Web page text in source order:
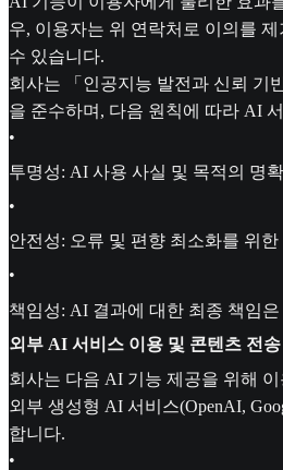
우, 이용자는 위 연락처로 이의를
수 있습니다.
회사는 「인공지능 발전과 신뢰 기
을 준수하며, 다음 원칙에 따라 AI
•
투명성: AI 사용 사실 및 목적의 명확
•
안전성: 오류 및 편향 최소화를 위
•
책임성: AI 결과에 대한 최종 책임
외부 AI 서비스 이용 및 콘텐츠 전송
회사는 다음 AI 기능 제공을 위해
외부 생성형 AI 서비스(OpenAI,
합니다.
•